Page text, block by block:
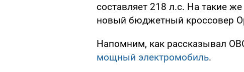
составляет 218 л.с. На такие
новый бюджетный кроссовер
Напомним, как рассказывал
мощный электромобиль.